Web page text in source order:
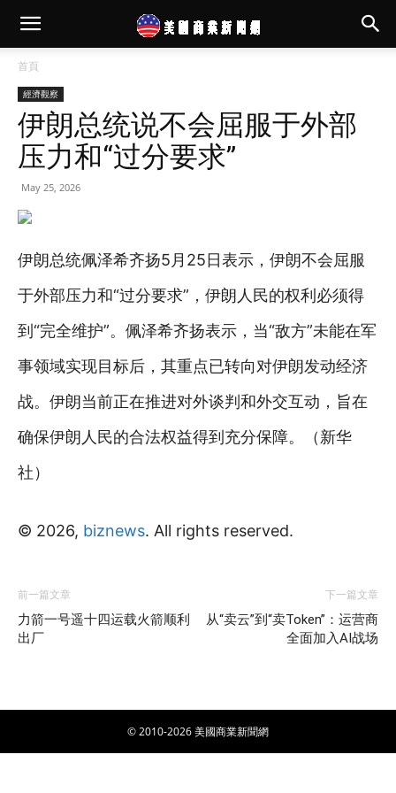
首頁
經濟觀察
伊朗总统说不会屈服于外部
压力和“过分要求”
May 25, 2026
伊朗总统佩泽希齐扬5月25日表示，伊朗不会屈服
于外部压力和“过分要求”，伊朗人民的权利必须得
到“完全维护”。佩泽希齐扬表示，当“敌方”未能在军
事领域实现目标后，其重点已转向对伊朗发动经济
战。伊朗当前正在推进对外谈判和外交互动，旨在
确保伊朗人民的合法权益得到充分保障。（新华
社）
© 2026, biznews. All rights reserved.
前一篇文章
力箭一号遥十四运载火箭顺利
出厂
下一篇文章
从“卖云”到“卖Token”：运营商
全面加入AI战场
© 2010-2026 美國商業新聞網